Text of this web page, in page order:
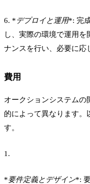
6. *デプロイと運用*: 完
し、実際の環境で運用
ナンスを行い、必要に応
費用
オークションシステムの
的によって異なります。
す。
1.
*要件定義とデザイン*: